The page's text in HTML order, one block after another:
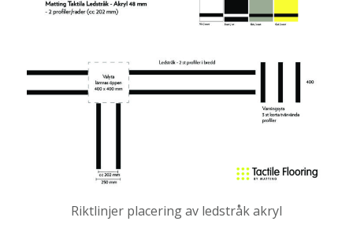
Riktlinjer placering av ledstråk akryl